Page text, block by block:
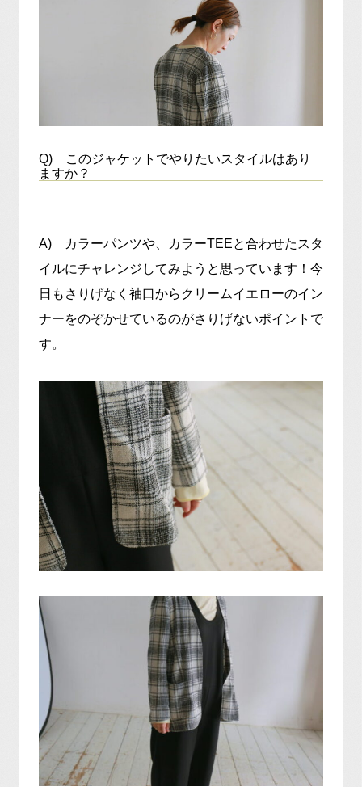
Q) このジャケットでやりたいスタイルはあり
ますか？
A) カラーパンツや、カラーTEEと合わせたスタ
イルにチャレンジしてみようと思っています！今
日もさりげなく袖口からクリームイエローのイン
ナーをのぞかせているのがさりげないポイントで
す。